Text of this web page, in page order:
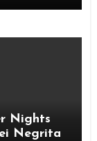
Nights
Negrita